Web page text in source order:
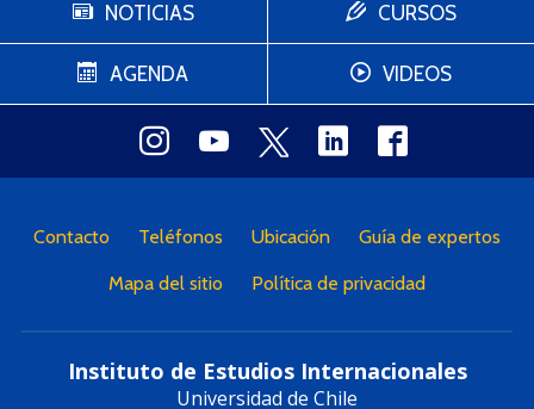
NOTICIAS
AGENDA
CURSOS
VIDEOS
Contacto Teléfonos Ubicación Guía de expertos
Mapa del sitio Política de privacidad
Instituto de Estudios Internacionales
Universidad de Chile